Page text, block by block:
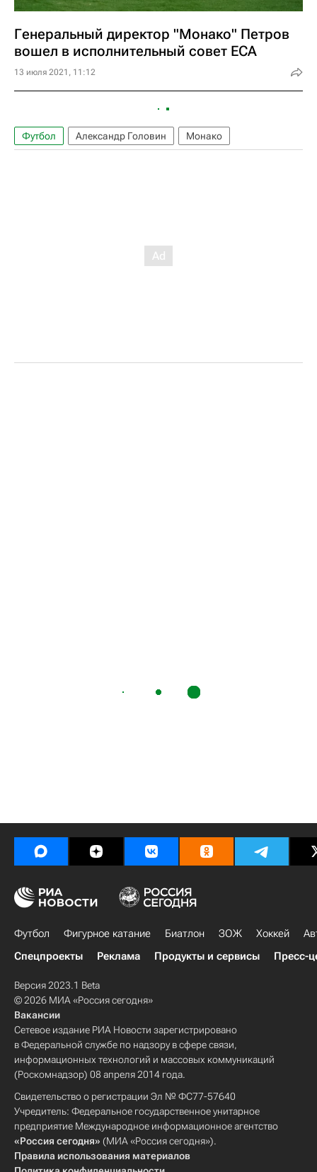
Генеральный директор "Монако" Петров
вошел в исполнительный совет ECA
13 июля 2021, 11:12
Футбол Александр Головин Монако
Футбол Фигурное катание Биатлон ЗОЖ Хоккей
Спецпроекты
Реклама Продукты и сервисы Пресс-
Версия 2023.1 Beta
© 2026 МИА «Россия сегодня»
Вакансии
Сетевое издание РИА Новости зарегистрировано
в Федеральной службе по надзору в сфере связи,
информационных технологий и массовых коммуникаций
(Роскомнадзор) 08 апреля 2014 года.
Свидетельство о регистрации Эл № ФС77-57640
Учредитель: Федеральное государственное унитарное
предприятие Международное информационное агентство
«Россия сегодня» (МИА «Россия сегодня»).
Правила использования материалов